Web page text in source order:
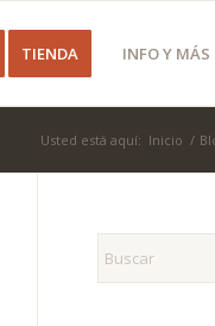
TIENDA INFO Y MÁS
Usted está aquí: Inicio /